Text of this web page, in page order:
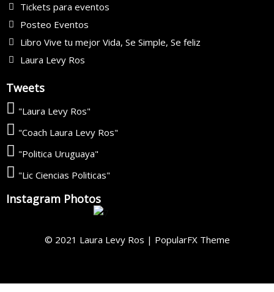
Tickets para eventos
Posteo Eventos
Libro Vive tu mejor Vida, Se Simple, Se feliz
Laura Levy Ros
Tweets
"Laura Levy Ros"
"Coach Laura Levy Ros"
"Politica Uruguaya"
"Lic Ciencias Politicas"
Instagram Photos
© 2021 Laura Levy Ros | PopularFX Theme